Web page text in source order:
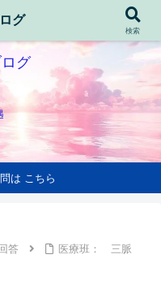
グ
遇
は こちら
答
医療班： 三脈
グ
検索